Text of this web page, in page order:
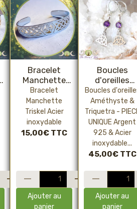
Bracelet
Manchette
Triskel
Bracelet
Manchette
Triskel Acier
inoxydable
15,00€ TTC
Ajouter au
panier
Boucles
d'oreilles
Amethyste
Triquetra
Boucles
Améthyste &
Triquetra -
UNIQUE Argent
925 & Acier
inoxydable...
45,00€ TTC
Ajouter au
panier